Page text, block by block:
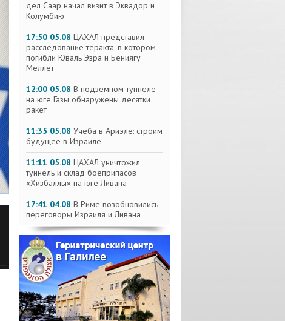
дел Саар начал визит в Эквадор и
Колумбию
17:50 05.08 ЦАХАЛ представил
расследование теракта, в котором
погибли Юваль Эзра и Бениягу
Меллет
12:00 05.08 В подземном туннеле
на юге Газы обнаружены десятки
ракет
11:35 05.08 Учёба в Ариэле: строим
будущее в Израиле
11:11 05.08 ЦАХАЛ уничтожил
туннель и склад боеприпасов
«Хизбаллы» на юге Ливана
17:41 04.08 В Риме возобновились
переговоры Израиля и Ливана